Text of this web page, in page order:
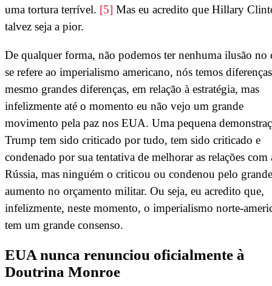
uma tortura terrível. [5] Mas eu acredito que Hillary
talvez seja a pior.
De qualquer forma, não podemos ter nenhuma ilusão no
se refere ao imperialismo americano, nós temos
mesmo grandes diferenças, em relação à estratégia, mas
infelizmente até o momento eu não vejo um grande
movimento pela paz nos EUA. Uma pequena
Trump tem sido criticado por tudo, tem sido criticado e
condenado por sua tentativa de melhorar as relações com
Rússia, mas ninguém o criticou ou condenou pelo grande
aumento no orçamento militar. Ou seja, eu acredito que,
infelizmente, neste momento, o imperialismo norte-
tem um grande consenso.
EUA nunca renunciou oficialmente à
Doutrina Monroe